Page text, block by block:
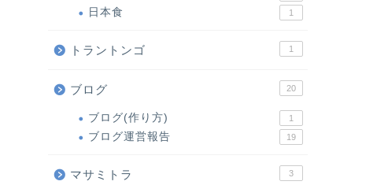
日本食 1
トラントンゴ 1
ブログ 20
ブログ(作り方) 1
ブログ運営報告 19
マサミトラ 3